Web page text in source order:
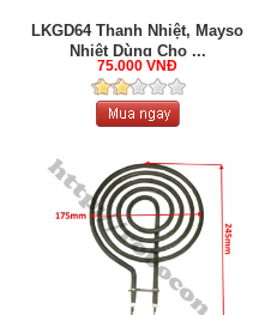
LKGD64 Thanh Nhiệt, Mayso
Nhiệt Dùng Cho ...
75.000 VNĐ